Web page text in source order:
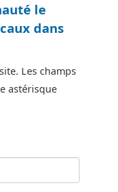
le
dans
Les champs
astérisque